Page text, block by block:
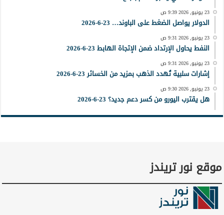
23 يونيو, 2026 9:39 ص
الدولار يواصل الضغط على الباوند… 23-6-2026
23 يونيو, 2026 9:31 ص
النفط يحاول الإرتداد ضمن الإتجاة الهابط 23-6-2026
23 يونيو, 2026 9:31 ص
إشارات سلبية تُهدد الذهب بمزيد من الخسائر 23-6-2026
23 يونيو, 2026 9:30 ص
هل يقترب اليورو من كسر دعم جديد؟ 23-6-2026
موقع نور تريندز